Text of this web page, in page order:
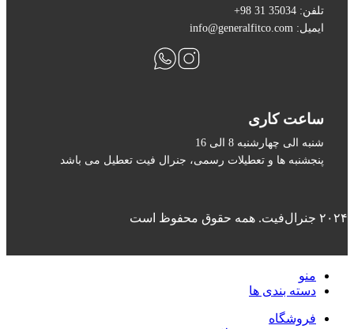
تلفن: 35034 31 98+
ایمیل: info@generalfitco.com
ساعت کاری
شنبه الی چهارشنبه 8 الی 16
پنجشنبه ها و تعطیلات رسمی، جنرال فیت تعطیل می باشد
۲۰۲۴ جنرال‌فیت. همه حقوق محفوظ است
منو
دسته بندی ها
فروشگاه